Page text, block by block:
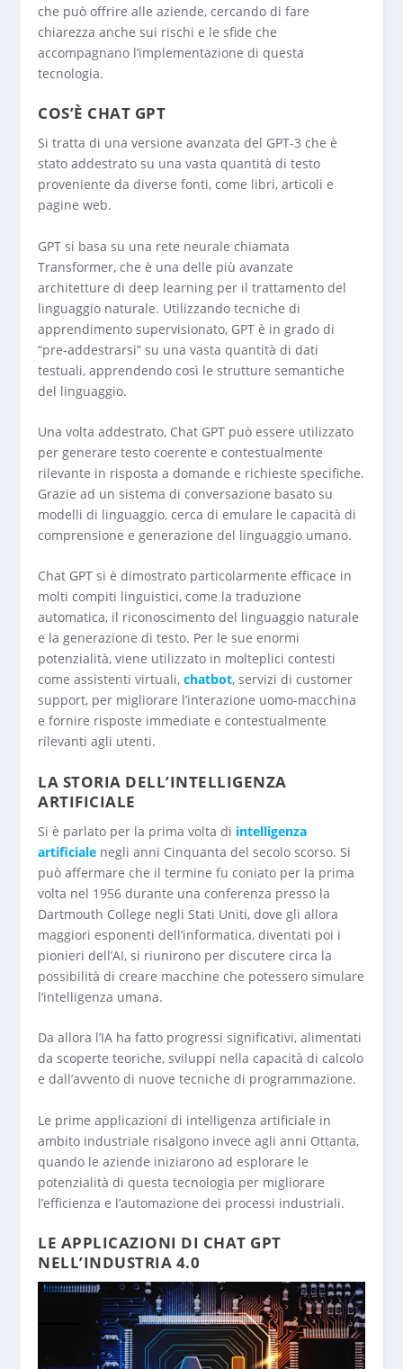
che può offrire alle aziende, cercando di fare
chiarezza anche sui rischi e le sfide che
accompagnano l’implementazione di questa
tecnologia.
COS’È CHAT GPT
Si tratta di una versione avanzata del GPT-3 che è
stato addestrato su una vasta quantità di testo
proveniente da diverse fonti, come libri, articoli e
pagine web.
GPT si basa su una rete neurale chiamata
Transformer, che è una delle più avanzate
architetture di deep learning per il trattamento del
linguaggio naturale. Utilizzando tecniche di
apprendimento supervisionato, GPT è in grado di
“pre-addestrarsi” su una vasta quantità di dati
testuali, apprendendo così le strutture semantiche
del linguaggio.
Una volta addestrato, Chat GPT può essere utilizzato
per generare testo coerente e contestualmente
rilevante in risposta a domande e richieste specifiche.
Grazie ad un sistema di conversazione basato su
modelli di linguaggio, cerca di emulare le capacità di
comprensione e generazione del linguaggio umano.
Chat GPT si è dimostrato particolarmente efficace in
molti compiti linguistici, come la traduzione
automatica, il riconoscimento del linguaggio naturale
e la generazione di testo. Per le sue enormi
potenzialità, viene utilizzato in molteplici contesti
come assistenti virtuali,chatbot, servizi di customer
support, per migliorare l’interazione uomo-macchina
e fornire risposte immediate e contestualmente
rilevanti agli utenti.
LA STORIA DELL’INTELLIGENZA
ARTIFICIALE
Si è parlato per la prima volta di intelligenza
artificiale negli anni Cinquanta del secolo scorso. Si
può affermare che il termine fu coniato per la prima
volta nel 1956 durante una conferenza presso la
Dartmouth College negli Stati Uniti, dove gli allora
maggiori esponenti dell’informatica, diventati poi i
pionieri dell’AI, si riunirono per discutere circa la
possibilità di creare macchine che potessero simulare
l’intelligenza umana.
Da allora l’IA ha fatto progressi significativi, alimentati
da scoperte teoriche, sviluppi nella capacità di calcolo
e dall’avvento di nuove tecniche di programmazione.
Le prime applicazioni di intelligenza artificiale in
ambito industriale risalgono invece agli anni Ottanta,
quando le aziende iniziarono ad esplorare le
potenzialità di questa tecnologia per migliorare
l’efficienza e l’automazione dei processi industriali.
LE APPLICAZIONI DI CHAT GPT
NELL’INDUSTRIA 4.0